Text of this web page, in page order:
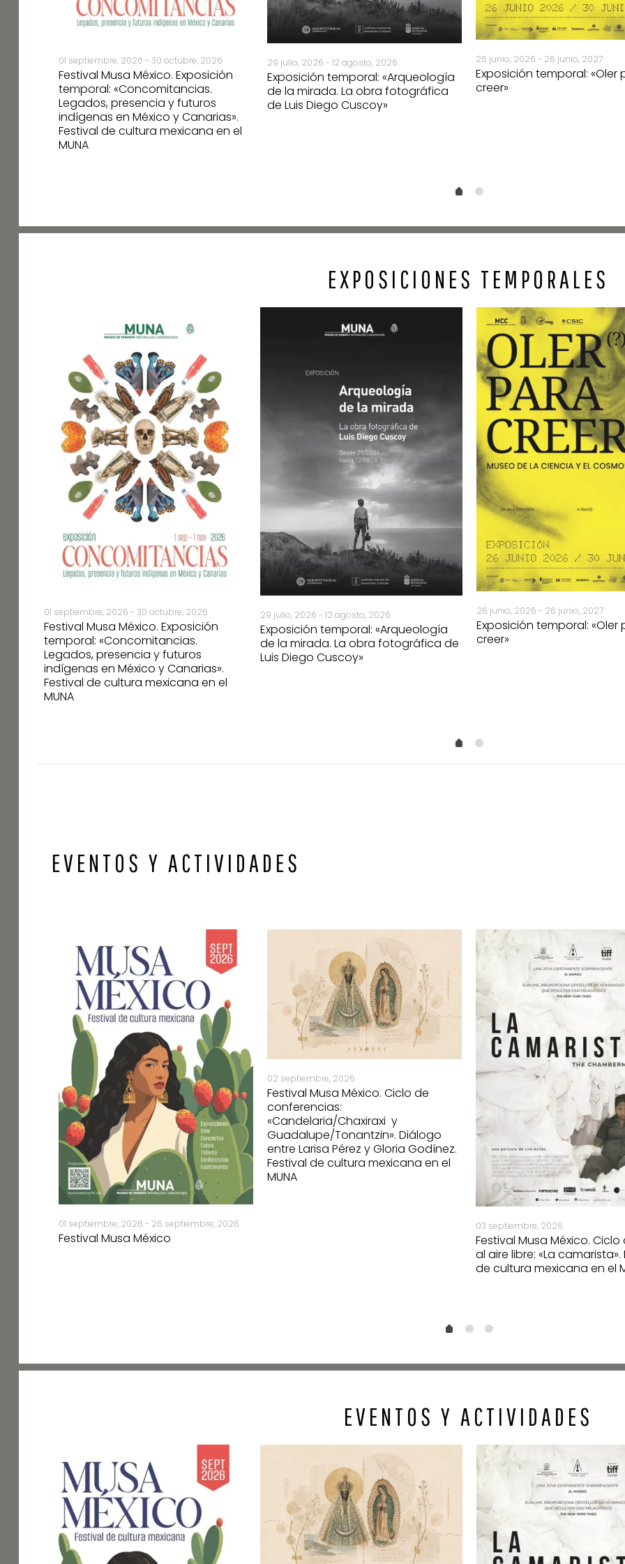
01 septiembre, 2026 - 30 octubre, 2026
Festival Musa México. Exposición
temporal: «Concomitancias.
Legados, presencia y futuros
indígenas en México y Canarias».
Festival de cultura mexicana en el
MUNA
29 julio, 2026 - 12 agosto, 2026
Exposición temporal: «Arqueología
de la mirada. La obra fotográfica
de Luis Diego Cuscoy»
26 junio, 2026 - 26 junio, 2027
Exposición temporal: «Oler
creer»
EXPOSICIONES TEMPORALES
01 septiembre, 2026 - 30 octubre, 2026
Festival Musa México. Exposición
temporal: «Concomitancias.
Legados, presencia y futuros
indígenas en México y Canarias».
Festival de cultura mexicana en el
MUNA
29 julio, 2026 - 12 agosto, 2026
Exposición temporal: «Arqueología
de la mirada. La obra fotográfica de
Luis Diego Cuscoy»
26 junio, 2026 - 26 junio, 2027
Exposición temporal: «Oler
creer»
EVENTOS Y ACTIVIDADES
01 septiembre, 2026 - 26 septiembre, 2026
Festival Musa México
02 septiembre, 2026
Festival Musa México. Ciclo de
conferencias:
«Candelaria/Chaxiraxi y
Guadalupe/Tonantzin». Diálogo
entre Larisa Pérez y Gloria Godínez.
Festival de cultura mexicana en el
MUNA
03 septiembre, 2026
Festival Musa México.
al aire libre: «La camarista».
de cultura mexicana en el
EVENTOS Y ACTIVIDADES